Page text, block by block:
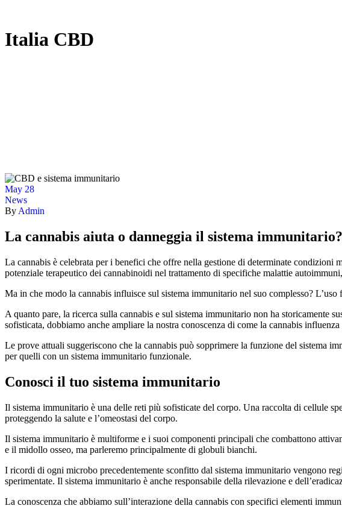
Italia CBD
May 28
News
ByAdmin
La cannabis aiuta o danneggia il sistema immunitario?
La cannabis è celebrata per i benefici che offre nella gestione di determinate condizioni
potenziale terapeutico dei cannabinoidi nel trattamento di specifiche malattie
Ma in che modo la cannabis influisce sul sistema immunitario nel suo complesso?
A quanto pare, la ricerca sulla cannabis e sul sistema immunitario non ha storicamente
sofisticata, dobbiamo anche ampliare la nostra conoscenza di come la cannabis
Le prove attuali suggeriscono che la cannabis può sopprimere la funzione del sistema
per quelli con un sistema immunitario funzionale.
Conosci il tuo sistema immunitario
Il sistema immunitario è una delle reti più sofisticate del corpo. Una raccolta di cellule
proteggendo la salute e l’omeostasi del corpo.
Il sistema immunitario è multiforme e i suoi componenti principali che combattono
e il midollo osseo, ma parleremo principalmente di globuli bianchi.
I ricordi di ogni microbo precedentemente sconfitto dal sistema immunitario vengono
sperimentate. Il sistema immunitario è anche responsabile della rilevazione e
La conoscenza che abbiamo sull’interazione della cannabis con specifici elementi